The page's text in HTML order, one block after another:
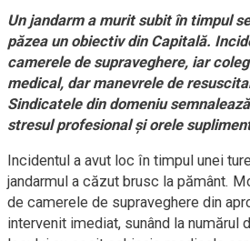
Un jandarm a murit subit în timpul
păzea un obiectiv din Capitală.
camerele de supraveghere, iar
medical, dar manevrele de
Sindicatele din domeniu
stresul profesional și orele
Incidentul a avut loc în timpul unei
jandarmul a căzut brusc la pământ.
de camerele de supraveghere din
intervenit imediat, sunând la numărul